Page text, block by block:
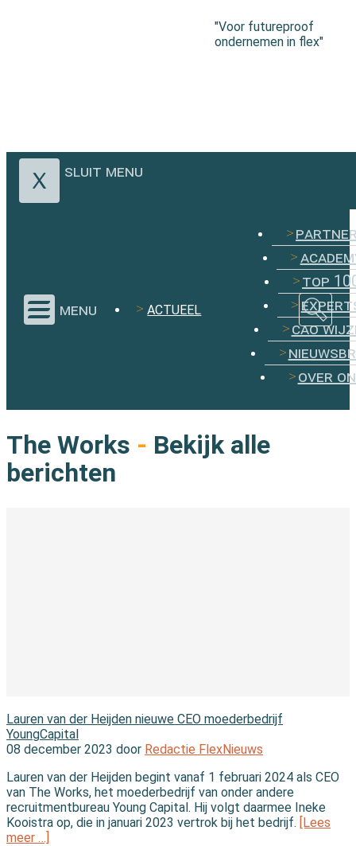
"Voor futureproof
ondernemen in flex"
sluit menu
menu ACTUEEL
top
cao
over
The Works - Bekijk alle
berichten
Lauren van der Heijden nieuwe CEO moederbedrijf
YoungCapital
08 december 2023 door Redactie FlexNieuws
Lauren van der Heijden begint vanaf 1 februari 2024 als CEO
van The Works, het moederbedrijf van onder andere
recruitmentbureau Young Capital. Hij volgt daarmee Ineke
Kooistra op, die in januari 2023 vertrok bij het bedrijf. [Lees
meer …]